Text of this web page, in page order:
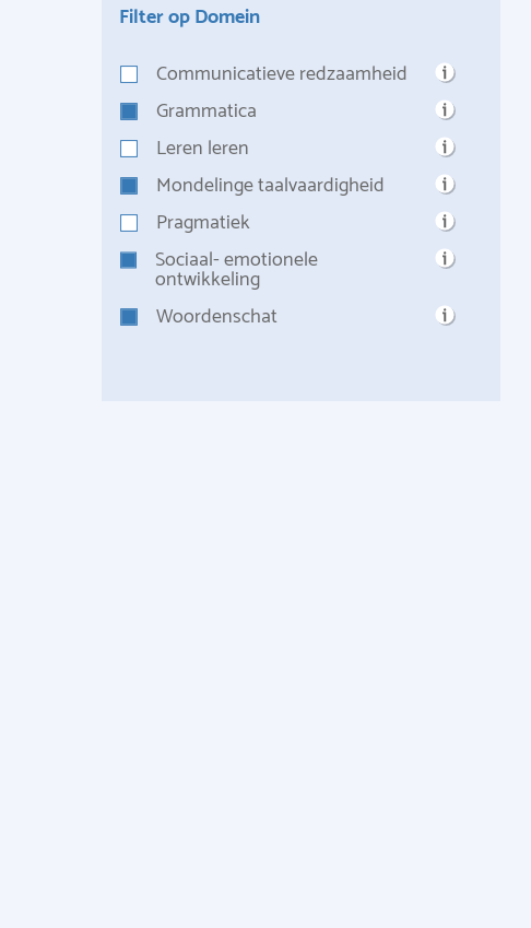
Filter op Domein
Communicatieve redzaamheid
Grammatica
Leren leren
Mondelinge taalvaardigheid
Pragmatiek
Sociaal- emotionele
ontwikkeling
Woordenschat